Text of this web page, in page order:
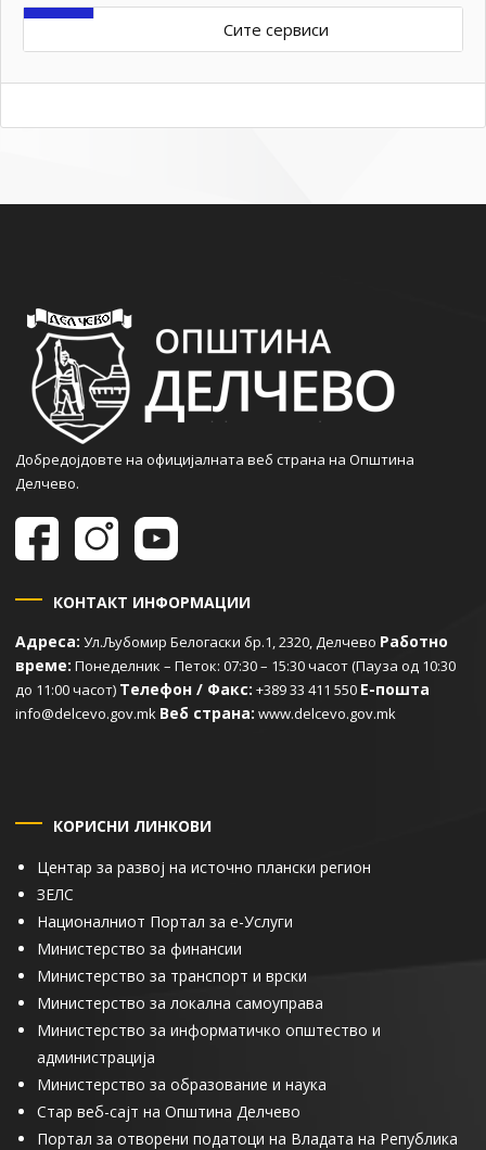
Сите сервиси
Добредојдовте на официјалната веб страна на Општина
Делчево.
КОНТАКТ ИНФОРМАЦИИ
Адреса: Ул.Љубомир Белогаски бр.1, 2320, Делчево Работно
време: Понеделник – Петок: 07:30 – 15:30 часот (Пауза од 10:30
до 11:00 часот) Телефон / Факс: +389 33 411 550 Е-пошта
info@delcevo.gov.mk Веб страна: www.delcevo.gov.mk
КОРИСНИ ЛИНКОВИ
Центар за развој на источно плански регион
ЗЕЛС
Националниот Портал за е-Услуги
Министерство за финансии
Министерство за транспорт и врски
Министерство за локална самоуправа
Министерство за информатичко општество и
администрација
Министерство за образование и наука
Стар веб-сајт на Општина Делчево
Портал за отворени податоци на Владата на Република